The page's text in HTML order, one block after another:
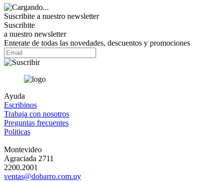
Suscribite a nuestro newsletter
Suscribite
a nuestro newsletter
Enterate de todas las novedades, descuentos y promociones
Ayuda
Escribinos
Trabaja con nosotros
Preguntas frecuentes
Politicas
Montevideo
Agraciada 2711
2200.2001
ventas@dobarro.com.uy